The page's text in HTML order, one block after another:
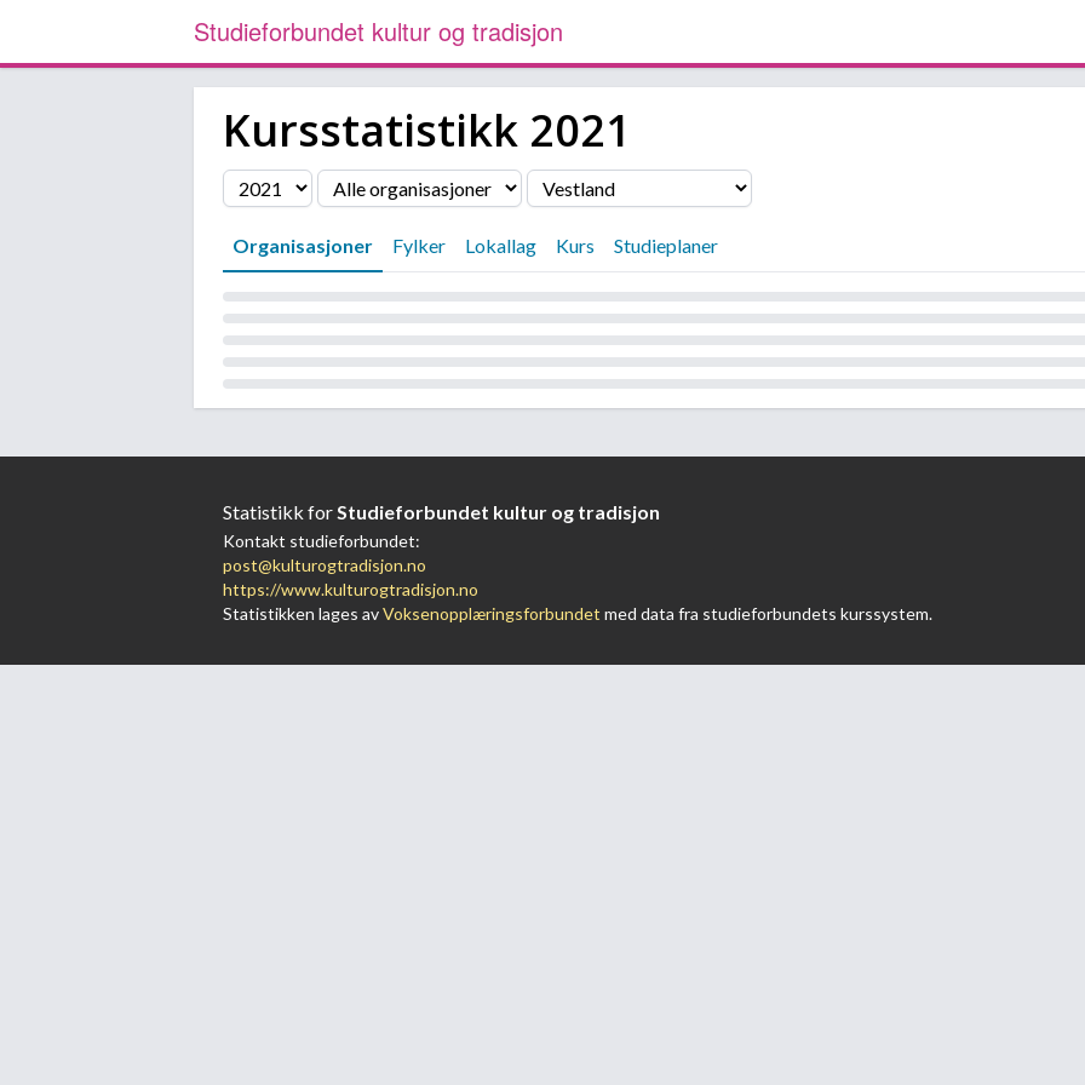
Studieforbundet kultur og tradisjon
Kursstatistikk 2021
Filter
Organisasjoner Fylker Lokallag Kurs Studieplaner
Statistikk forStudieforbundet kultur og tradisjon
Kontakt studieforbundet:
post@kulturogtradisjon.no
https://www.kulturogtradisjon.no
Statistikken lages avVoksenopplæringsforbundet med data fra studieforbundets kurssystem.